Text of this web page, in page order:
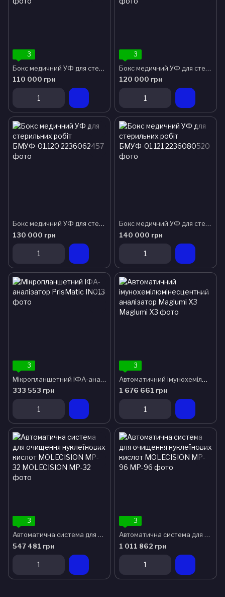
3
Бокс медичний УФ для стерильних робіт БМУФ-01.070
110 000 грн
3
Бокс медичний УФ для стерильних робіт БМУФ-01.071
120 000 грн
Бокс медичний УФ для стерильних робіт БМУФ-01.120
130 000 грн
Бокс медичний УФ для стерильних робіт БМУФ-01.121
140 000 грн
3
Мікропланшетний ІФА-аналізатор PrisMatiс
333 553 грн
3
Автоматичний імунохемілюмінесцентний аналізатор Maglumi X3
1 676 661 грн
3
Автоматична система для очищення нуклеїнових кислот MOLECISION MP-32
547 481 грн
3
Автоматична система для очищення нуклеїнових кислот MOLECISION MP-96
1 011 862 грн